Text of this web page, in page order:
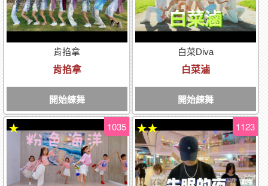
肯掐拿
肯掐拿
開始練舞
白菜Diva
白菜滷
開始練舞
1035
★ 1123
★★